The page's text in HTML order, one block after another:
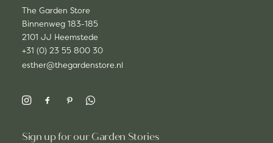
The Garden Store
Binnenweg 183-185
2101 JJ Heemstede
+31 (0) 23 55 800 30
esther@thegardenstore.nl
Sign up for our Garden Stories